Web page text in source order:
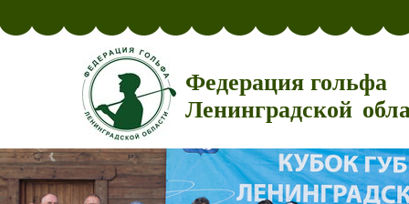
Федерация гольфа
Ленинградской